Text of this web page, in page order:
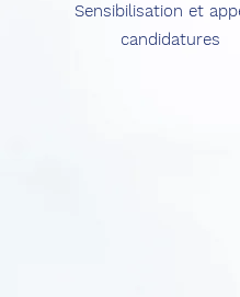
Sensibilisation et
candidatures